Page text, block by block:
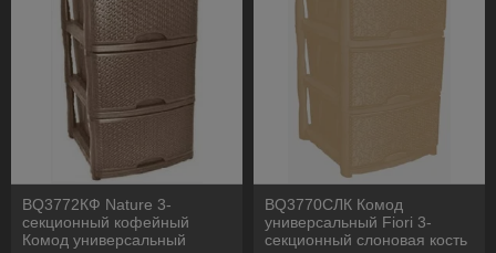
BQ3772КФ Nature 3-
секционный кофейный
Комод универсальный
BQ3770СЛК Комод
универсальный Fiori 3-
секционный слоновая кость